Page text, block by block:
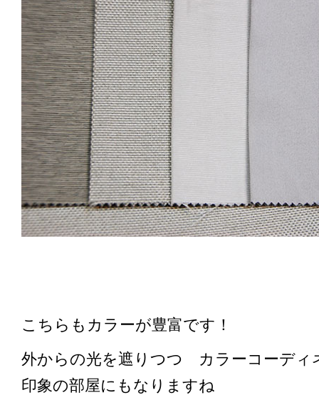
こちらもカラーが豊富です！
外からの光を遮りつつ カラーコーディ
印象の部屋にもなりますね